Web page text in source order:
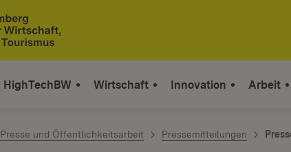
HighTechBW Wirtschaft Innovation Arbeit
Presse und Öffentlichkeitsarbeit Pressemitteilungen